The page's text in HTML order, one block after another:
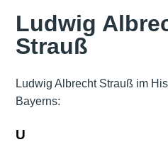
Ludwig
Strauß
Ludwig Albrecht Strauß im
Bayerns:
U